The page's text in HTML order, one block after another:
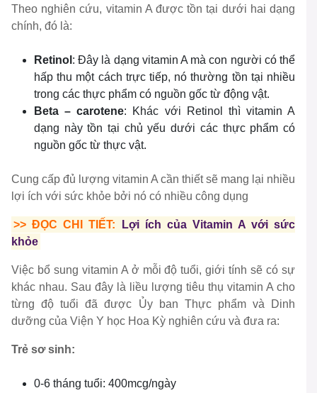
Theo nghiên cứu, vitamin A được tồn tại dưới hai dạng
chính, đó là:
Retinol : Đây là dạng vitamin A mà con người có thể
hấp thu một cách trực tiếp, nó thường tồn tại nhiều
trong các thực phẩm có nguồn gốc từ động vật.
Beta – carotene: Khác với Retinol thì vitamin A
dạng này tồn tại chủ yếu dưới các thực phẩm có
nguồn gốc từ thực vật.
Cung cấp đủ lượng vitamin A cần thiết sẽ mang lại nhiều
lợi ích với sức khỏe bởi nó có nhiều công dụng
>> ĐỌC CHI TIẾT:
Lợi ích của Vitamin A với sức
khỏe
Việc bổ sung vitamin A ở mỗi độ tuổi, giới tính sẽ có sự
khác nhau. Sau đây là liều lượng tiêu thụ vitamin A cho
từng độ tuổi đã được Ủy ban Thực phẩm và Dinh
dưỡng của Viện Y học Hoa Kỳ nghiên cứu và đưa ra:
Trẻ sơ sinh:
0-6 tháng tuổi: 400mcg/ngày